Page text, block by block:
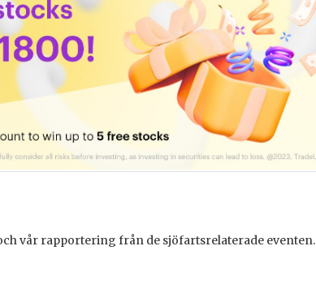
vår rapportering från de sjöfartsrelaterade eventen.